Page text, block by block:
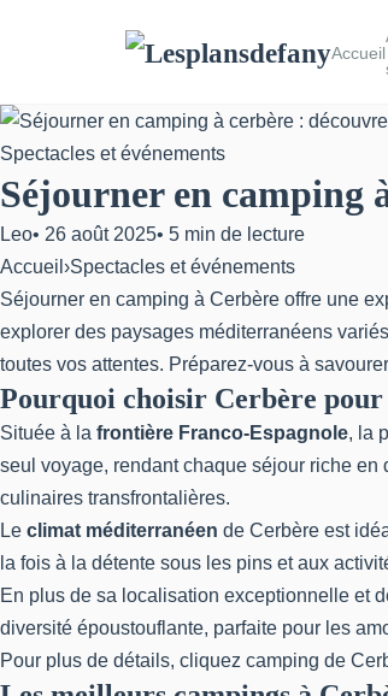
Accueil
Spectacles et événements
Séjourner en camping
Leo• 26 août 2025• 5 min de lecture
Accueil ›Spectacles et événements
Séjourner en camping à Cerbère offre une
explorer des paysages méditerranéens
toutes vos attentes. Préparez-vous à
Pourquoi choisir Cerbère
Située à la frontière Franco-Espagnole, la
seul voyage, rendant chaque séjour riche en
culinaires transfrontalières.
Le climat méditerranéen de Cerbère est
la fois à la détente sous les pins et aux
En plus de sa localisation exceptionnelle et
diversité époustouflante, parfaite pour les
Pour plus de détails, cliquez camping de